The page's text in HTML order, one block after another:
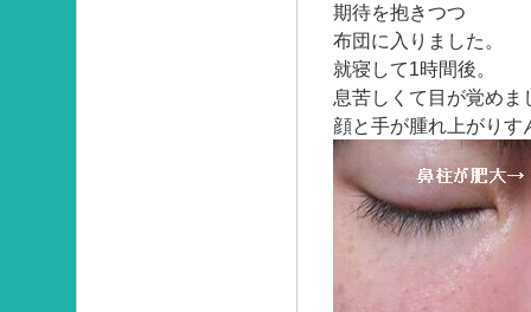
期待を抱きつつ
布団に入りました。
就寝して1時間後。
息苦しくて目が覚めま
顔と手が腫れ上がり